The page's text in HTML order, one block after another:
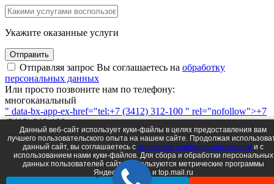
Укажите оказанные услуги
Отправить
Отправляя запрос Вы соглашаетесь на обработку
персональных данных
Или просто позвоните нам по телефону:
многоканальный
" data-bx-app-ex-href="tel:+7 (3412) 312-100 " rel="nofollow">+7
(3412) 312-100
или напишите
Данный веб-сайт использует куки-файлы в целях предоставления вам
лучшего пользовательского опыта на нашем сайте. Продолжая
данный сайт, вы соглашаетесь c политикой конфиденциальности и с
использованием нами куки-файлов. Для сбора и обработки персональных
данных пользователей сайта используются метрические программы
Яндеск.Метрика и top.mail.ru
Выберите направление